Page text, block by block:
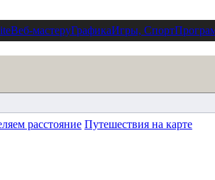
Веб-мастеруГрафикаИгры, Спорт
расстояние Путешествия на карте